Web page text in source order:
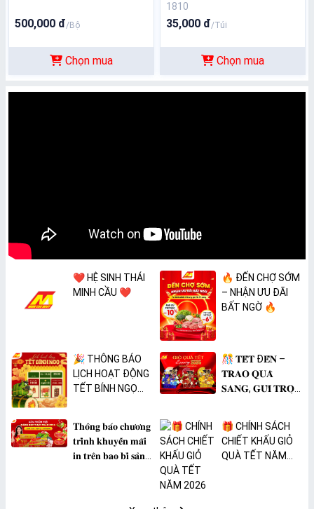
500,000 đ/Bộ
Chọn mua
1810
35,000 đ/Túi
Chọn mua
❤️ HỆ SINH THÁI
MINH CẦU ❤️
🔥 ĐẾN CHỢ SỚM
– NHẬN ƯU ĐÃI
BẤT NGỜ 🔥
🎉 THÔNG BÁO
LỊCH HOẠT ĐỘNG
TẾT BÍNH NGỌ
🎊 𝐓𝐄̂́𝐓 Đ𝐄̂́𝐍 –
𝐓𝐑𝐀𝐎 𝐐𝐔𝐀̀
𝐒𝐀𝐍𝐆, 𝐆𝐔̛̉𝐈 𝐓𝐑𝐎̣𝐍
𝐓𝐡𝐨̂𝐧𝐠 𝐛𝐚́𝐨 𝐜𝐡𝐮̛𝐨̛𝐧𝐠
𝐭𝐫𝐢̀𝐧𝐡 𝐤𝐡𝐮𝐲𝐞̂́𝐧 𝐦𝐚̃𝐢
𝐢𝐧 𝐭𝐫𝐞̂𝐧 𝐛𝐚𝐨 𝐛𝐢̀ 𝐬𝐚̉𝐧
🎁 CHÍNH SÁCH
CHIẾT KHẤU GIỎ
QUÀ TẾT NĂM